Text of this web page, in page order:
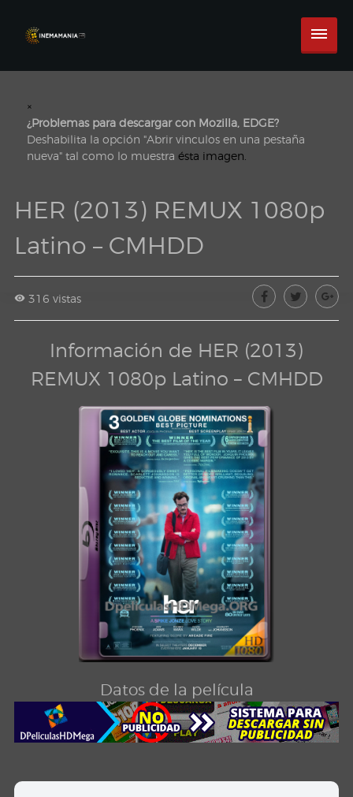
×
¿Problemas para descargar con Mozilla, EDGE?
Deshabilita la opción "Abrir vinculos en una pestaña
nueva" tal como lo muestra ésta imagen.
HER (2013) REMUX 1080p
Latino – CMHDD
316 vistas
Información de HER (2013)
REMUX 1080p Latino – CMHDD
Datos de la película